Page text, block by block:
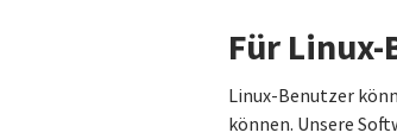
Für
Linux-Benutzer
können. Unsere